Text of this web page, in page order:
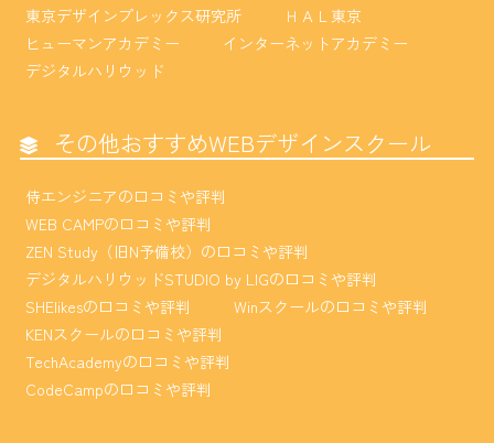
東京デザインプレックス研究所
ＨＡＬ東京
ヒューマンアカデミー
インターネットアカデミー
デジタルハリウッド
その他おすすめWEBデザインスクール
侍エンジニアの口コミや評判
WEB CAMPの口コミや評判
ZEN Study（旧N予備校）の口コミや評判
デジタルハリウッドSTUDIO by LIGの口コミや評判
SHElikesの口コミや評判
Winスクールの口コミや評判
KENスクールの口コミや評判
TechAcademyの口コミや評判
CodeCampの口コミや評判